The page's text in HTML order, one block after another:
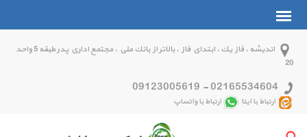
انديشه ، فاز يك ، ابتداي فاز ، بالاتر از بانك ملي ، مجتمع اداري پدر طبقه 5 واحد
20
02165534604
-
09123005619
ارتباط با ایتا ارتباط با واتساپ